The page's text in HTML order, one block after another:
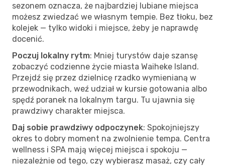
sezonem oznacza, że najbardziej lubiane miejsca
możesz zwiedzać we własnym tempie. Bez tłoku, bez
kolejek — tylko widoki i miejsce, żeby je naprawdę
docenić.
Poczuj lokalny rytm: Mniej turystów daje szansę
zobaczyć codzienne życie miasta Waiheke Island.
Przejdź się przez dzielnicę rzadko wymienianą w
przewodnikach, weź udział w kursie gotowania albo
spędź poranek na lokalnym targu. Tu ujawnia się
prawdziwy charakter miejsca.
Daj sobie prawdziwy odpoczynek: Spokojniejszy
okres to dobry moment na zwolnienie tempa. Centra
wellness i SPA mają więcej miejsca i spokoju —
niezależnie od tego, czy wybierasz masaż, czy cały